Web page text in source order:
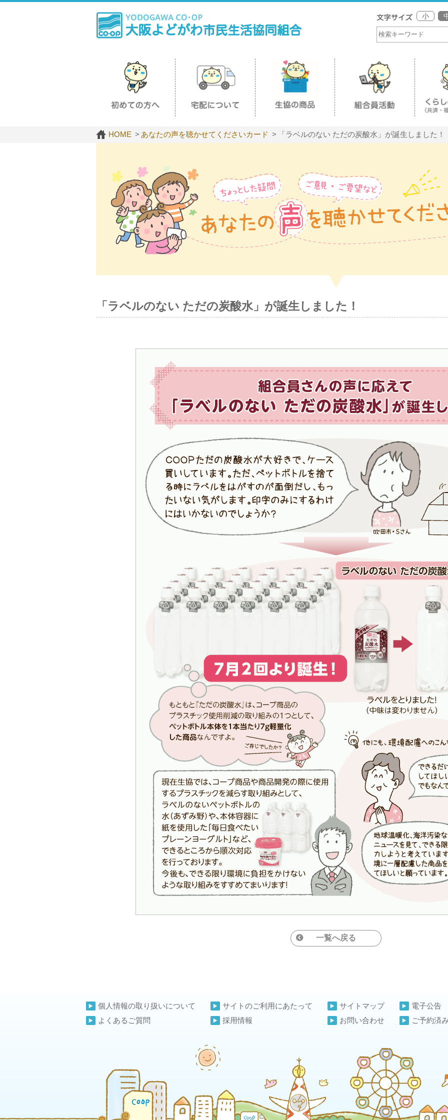
小
HOME あなたの声を聴かせてくださいカード 「ラベルのない ただの炭酸水」が誕生しました！
「ラベルのない ただの炭酸水」が誕生しました！
一覧へ戻る
個人情報の取り扱いについて
よくあるご質問
サイトのご利用にあたって
採用情報
サイトマップ
お問い合わせ
電子公告
ご予約済